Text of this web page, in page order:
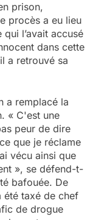
prison,
procès a eu lieu
l’avait accusé
dans cette
a retrouvé sa
a remplacé la
« C'est une
peur de dire
que je réclame
vécu ainsi que
», se défend-t-
bafouée. De
été taxé de chef
de drogue